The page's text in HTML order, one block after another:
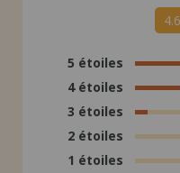
5 étoiles
4 étoiles
3 étoiles
2 étoiles
1 étoiles